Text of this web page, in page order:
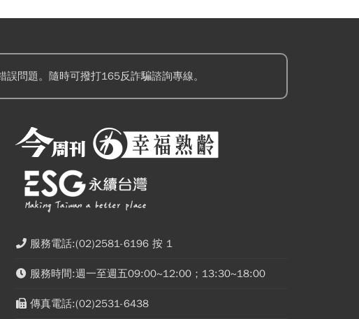
誤問題。隨時可撥打165反詐騙諮詢專線。
服務電話:(02)2581-6196 按 1
服務時間:週一至週五09:00~12:00；13:30~18:00
傳真電話:(02)2531-6438